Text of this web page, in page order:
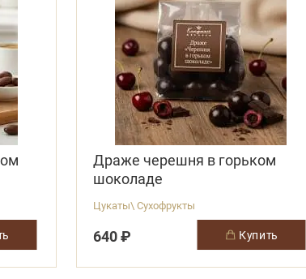
Драже черешня в горьком
шоколаде
Цукаты\ Сухофрукты
640 ₽ купить